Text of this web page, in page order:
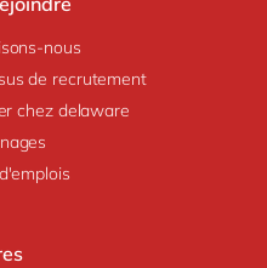
nous
de recrutement
chez delaware